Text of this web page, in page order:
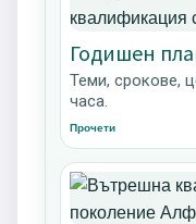
Годишен
Теми, срокове,
часа.
Прочети